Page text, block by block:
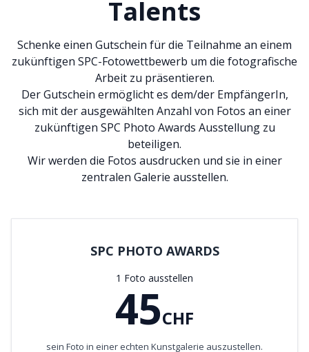
Talents
Schenke einen Gutschein für die Teilnahme an einem
zukünftigen SPC-Fotowettbewerb um die fotografische
Arbeit zu präsentieren.
Der Gutschein ermöglicht es dem/der EmpfängerIn,
sich mit der ausgewählten Anzahl von Fotos an einer
zukünftigen SPC Photo Awards Ausstellung zu
beteiligen.
Wir werden die Fotos ausdrucken und sie in einer
zentralen Galerie ausstellen.
SPC PHOTO AWARDS
1 Foto ausstellen
45CHF
sein Foto in einer echten Kunstgalerie auszustellen.